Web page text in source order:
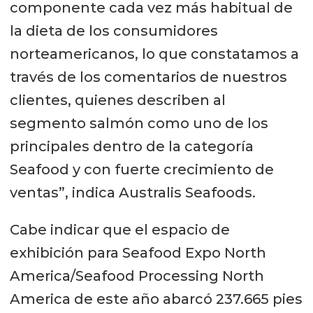
componente cada vez más habitual de
la dieta de los consumidores
norteamericanos, lo que constatamos a
través de los comentarios de nuestros
clientes, quienes describen al
segmento salmón como uno de los
principales dentro de la categoría
Seafood y con fuerte crecimiento de
ventas”, indica Australis Seafoods.
Cabe indicar que el espacio de
exhibición para Seafood Expo North
America/Seafood Processing North
America de este año abarcó 237.665 pies